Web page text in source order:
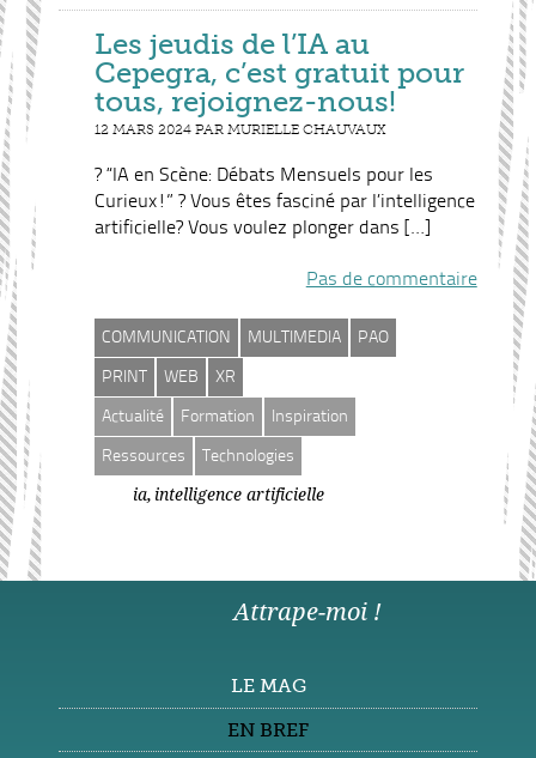
Les jeudis de l’IA au
Cepegra, c’est gratuit pour
tous, rejoignez-nous!
12 MARS 2024 PAR MURIELLE CHAUVAUX
? “IA en Scène: Débats Mensuels pour les
Curieux!” ? Vous êtes fasciné par l’intelligence
artificielle? Vous voulez plonger dans […]
Pas de commentaire
COMMUNICATION MULTIMEDIA PAO
PRINT WEB XR
Actualité Formation Inspiration
Ressources Technologies
ia, intelligence artificielle
LE MAG
EN BREF
Attrape-moi !